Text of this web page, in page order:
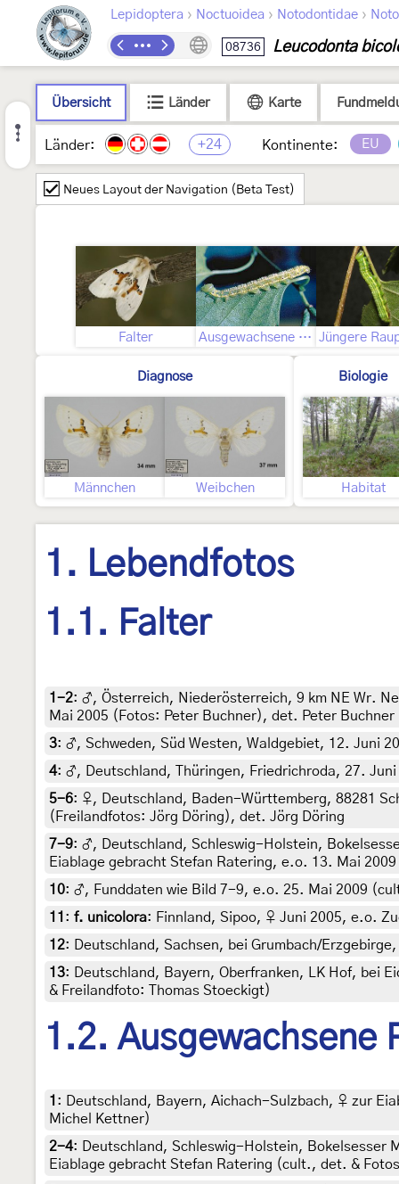
Lepidoptera › Noctuoidea › Notodontidae ›
08736 Leucodonta
Übersicht Länder Karte
Länder: +24 Kontinente: EU
Neues Layout der Navigation (Beta Test)
Falter Ausgewachsene Raupe
Diagnose
Männchen Weibchen
Biologie
Habitat
1. Lebendfotos
1.1. Falter
1-2: ♂, Österreich, Niederösterreich, 9 km NE Wr.
Mai 2005 (Fotos: Peter Buchner), det. Peter Buchner
3: ♂, Schweden, Süd Westen, Waldgebiet, 12. Juni
4: ♂, Deutschland, Thüringen, Friedrichroda, 27.
5-6: ♀, Deutschland, Baden-Württemberg, 88281
(Freilandfotos: Jörg Döring), det. Jörg Döring
7-9: ♂, Deutschland, Schleswig-Holstein,
Eiablage gebracht Stefan Ratering, e.o. 13. Mai
10: ♂, Funddaten wie Bild 7-9, e.o. 25. Mai 2009
11 : f. unicolora: Finnland, Sipoo, ♀ Juni 2005, e.o.
12:
Deutschland, Sachsen, bei Grumbach/
13:
Deutschland, Bayern, Oberfranken, LK Hof, bei
& Freilandfoto: Thomas Stoeckigt)
1.2. Ausgewachsene
1 :
Deutschland, Bayern, Aichach-Sulzbach, ♀ zur
Michel Kettner)
2-4:
Deutschland, Schleswig-Holstein, Bokelsesser
Eiablage gebracht Stefan Ratering (cult., det. &